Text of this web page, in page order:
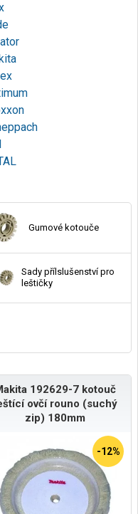
Gumové kotouče
Sady přílslušenství pro
leštičky
192629-7 kotouč
ovčí rouno (suchý
zip) 180mm
-12%